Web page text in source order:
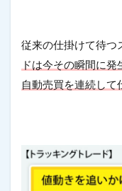
従来の仕掛けて待つ
ドは今その瞬間に
自動売買を連続して